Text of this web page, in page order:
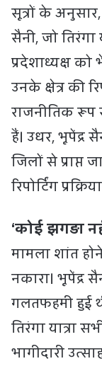
सूत्रों के अनुसार,
सैनी, जो तिरंगा
प्रदेशाध्यक्ष
उनके क्षेत्र की
राजनीतिक रूप
हैं। उधर, भूपेंद्र
जिलों से प्राप्त
रिपोर्टिंग
‘कोई झगड़ा
मामला शांत
नकारा। भूपेंद्र
गलतफहमी हुई
तिरंगा
भागीदारी